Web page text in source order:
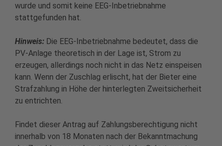
wurde und somit keine EEG-Inbetriebnahme
stattgefunden hat.
Hinweis: Die EEG-Inbetriebnahme bedeutet, dass die
PV-Anlage theoretisch in der Lage ist, Strom zu
erzeugen, allerdings noch nicht in das Netz einspeisen
kann. Wenn der Zuschlag erlischt, hat der Bieter eine
Strafzahlung in Höhe der hinterlegten Zweitsicherheit
zu entrichten.
Findet dieser Antrag auf Zahlungsberechtigung nicht
innerhalb von 18 Monaten nach der Bekanntmachung